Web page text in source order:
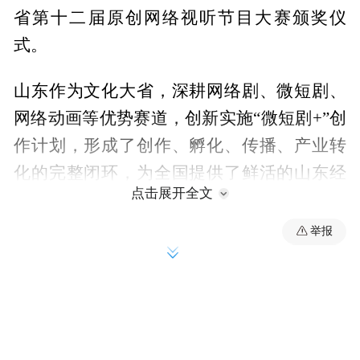
省第十二届原创网络视听节目大赛颁奖仪
式。
山东作为文化大省，深耕网络剧、微短剧、
网络动画等优势赛道，创新实施“微短剧+”创
作计划，形成了创作、孵化、传播、产业转
化的完整闭环，为全国提供了鲜活的山东经
验。全省网络视听行业锚定“走在前、挑大
梁”，出台系列政策文件，升级齐鲁嗨拍服务
平台，推出《沙尘暴》等优秀作品，认定全
点击展开全文
举报